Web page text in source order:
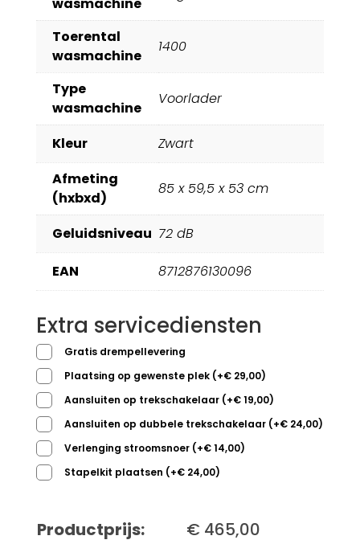
wasmachine
Toerental
wasmachine
1400
Type
wasmachine
Voorlader
Kleur
Zwart
Afmeting
(hxbxd)
85 x 59,5 x 53 cm
Geluidsniveau 72 dB
EAN 8712876130096
Extra servicediensten
Gratis drempellevering
Plaatsing op gewenste plek (+€29,00)
Aansluiten op trekschakelaar (+€19,00)
Aansluiten op dubbele trekschakelaar (+€24,00)
Verlenging stroomsnoer (+€14,00)
Stapelkit plaatsen (+€24,00)
Productprijs: €465,00